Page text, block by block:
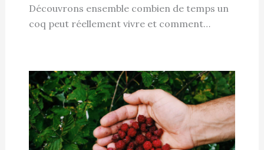
Découvrons ensemble combien de temps un
coq peut réellement vivre et comment…